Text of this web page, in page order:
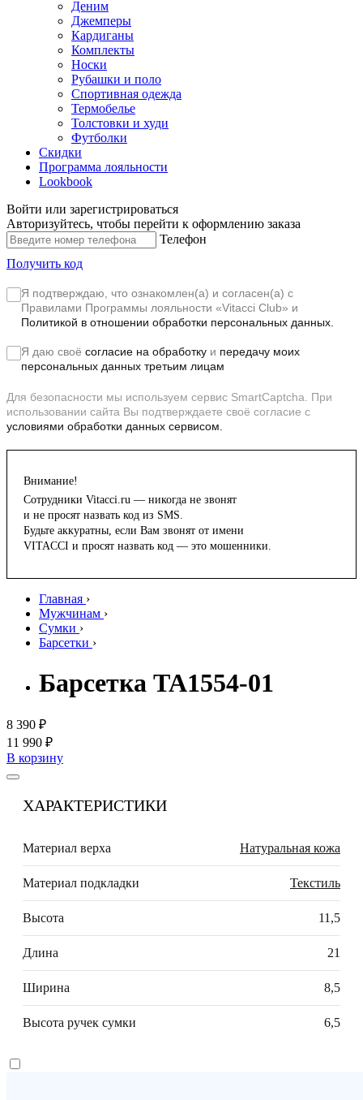
Деним
Джемперы
Кардиганы
Комплекты
Носки
Рубашки и поло
Спортивная одежда
Термобелье
Толстовки и худи
Футболки
Скидки
Программа лояльности
Lookbook
Войти или зарегистрироваться
Авторизуйтесь, чтобы перейти к оформлению заказа
Телефон
Получить код
Я подтверждаю, что ознакомлен(а) и согласен(а) с
Правилами Программы лояльности «Vitacci Club» и
Политикой в отношении обработки персональных данных.
Я даю своё согласие на обработку и передачу моих
персональных данных третьим лицам
Для безопасности мы используем сервис SmartCaptcha. При
использовании сайта Вы подтверждаете своё согласие с
условиями обработки данных сервисом.
Внимание!
Сотрудники Vitacci.ru — никогда не звонят
и не просят назвать код из SMS.
Будьте аккуратны, если Вам звонят от имени
VITACCI и просят назвать код — это мошенники.
Главная ›
Мужчинам ›
Сумки ›
Барсетки ›
Барсетка TA1554-01
8 390 ₽
11 990 ₽
В корзину
ХАРАКТЕРИСТИКИ
Материал верха Натуральная кожа
Материал подкладки Текстиль
Высота 11,5
Длина 21
Ширина 8,5
Высота ручек сумки 6,5